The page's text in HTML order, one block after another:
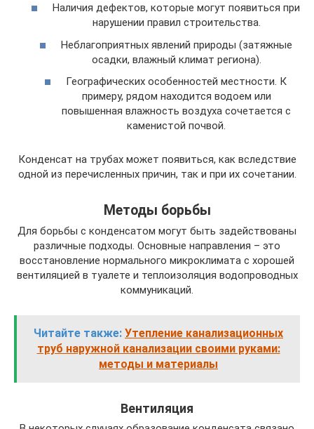
Наличия дефектов, которые могут появиться при
нарушении правил строительства.
Неблагоприятных явлений природы (затяжные
осадки, влажный климат региона).
Географических особенностей местности. К
примеру, рядом находится водоем или
повышенная влажность воздуха сочетается с
каменистой почвой.
Конденсат на трубах может появиться, как вследствие
одной из перечисленных причин, так и при их сочетании.
Методы борьбы
Для борьбы с конденсатом могут быть задействованы
различные подходы. Основные направления – это
восстановление нормального микроклимата с хорошей
вентиляцией в туалете и теплоизоляция водопроводных
коммуникаций.
Читайте также: Утепление канализационных
труб наружной канализации своими руками:
методы и материалы
Вентиляция